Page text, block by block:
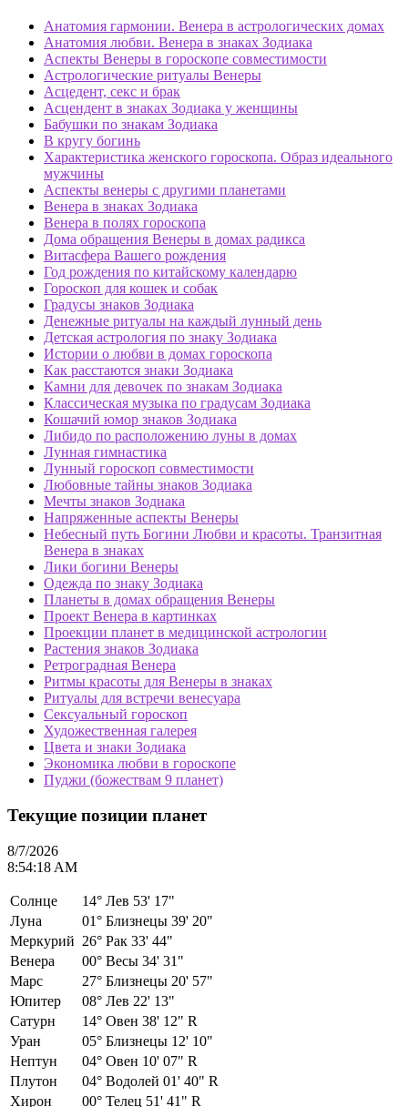
Анатомия гармонии. Венера в астрологических домах
Анатомия любви. Венера в знаках Зодиака
Аспекты Венеры в гороскопе совместимости
Астрологические ритуалы Венеры
Асцедент, секс и брак
Асцендент в знаках Зодиака у женщины
Бабушки по знакам Зодиака
В кругу богинь
Характеристика женского гороскопа. Образ идеального
мужчины
Аспекты венеры с другими планетами
Венера в знаках Зодиака
Венера в полях гороскопа
Дома обращения Венеры в домах радикса
Витасфера Вашего рождения
Год рождения по китайскому календарю
Гороскоп для кошек и собак
Градусы знаков Зодиака
Денежные ритуалы на каждый лунный день
Детская астрология по знаку Зодиака
Истории о любви в домах гороскопа
Как расстаются знаки Зодиака
Камни для девочек по знакам Зодиака
Классическая музыка по градусам Зодиака
Кошачий юмор знаков Зодиака
Либидо по расположению луны в домах
Лунная гимнастика
Лунный гороскоп совместимости
Любовные тайны знаков Зодиака
Мечты знаков Зодиака
Напряженные аспекты Венеры
Небесный путь Богини Любви и красоты. Транзитная
Венера в знаках
Лики богини Венеры
Одежда по знаку Зодиака
Планеты в домах обращения Венеры
Проект Венера в картинках
Проекции планет в медицинской астрологии
Растения знаков Зодиака
Ретроградная Венера
Ритмы красоты для Венеры в знаках
Ритуалы для встречи венесуара
Сексуальный гороскоп
Художественная галерея
Цвета и знаки Зодиака
Экономика любви в гороскопе
Пуджи (божествам 9 планет)
Текущие позиции планет
8/7/2026
8:54:18 AM
Солнце 14° Лев 53' 17"
Луна
01° Близнецы 39' 20"
Меркурий 26° Рак 33' 44"
Венера
00° Весы 34' 31"
Марс
27° Близнецы 20' 57"
Юпитер
08° Лев 22' 13"
Сатурн
14° Овен 38' 12" R
Уран
05° Близнецы 12' 10"
Нептун
04° Овен 10' 07" R
Плутон
04° Водолей 01' 40" R
Хирон
00° Телец 51' 41" R